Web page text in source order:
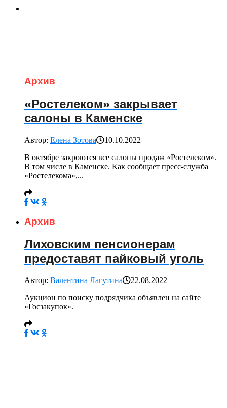
Архив
«Ростелеком» закрывает
салоны в Каменске
Автор: Елена Зотова
10.10.2022
В октябре закроются все салоны продаж «Ростелеком».
В том числе в Каменске. Как сообщает пресс-служба
«Ростелекома»,...
Архив
Лиховским пенсионерам
предоставят пайковый уголь
Автор: Валентина Лагутина
22.08.2022
Аукцион по поиску подрядчика объявлен на сайте
«Госзакупок».